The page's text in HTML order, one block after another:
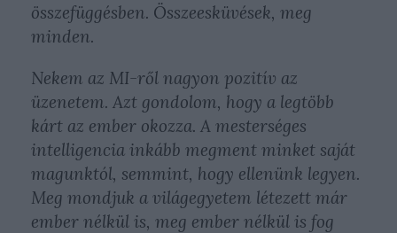
összefüggésben. Összeesküvések, meg
minden.
Nekem az MI-ről nagyon pozitív az
üzenetem. Azt gondolom, hogy a legtöbb
kárt az ember okozza. A mesterséges
intelligencia inkább megment minket saját
magunktól, semmint, hogy ellenünk legyen.
Meg mondjuk a világegyetem létezett már
ember nélkül is, meg ember nélkül is fog